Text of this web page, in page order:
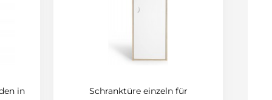
in
Schranktüre einzeln für